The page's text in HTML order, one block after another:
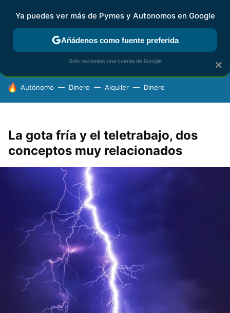
FISCALIDAD Y CONTABILIDAD KIT DIGITAL RENTA
HOY SE HABLA DE
Autónomo Dinero Alquiler Dinero
La gota fría y el teletrabajo, dos
conceptos muy relacionados
×
Ya puedes ver más de Pymes y Autonomos en Google
Añádenos como fuente preferida
Solo necesitas una cuenta de Google